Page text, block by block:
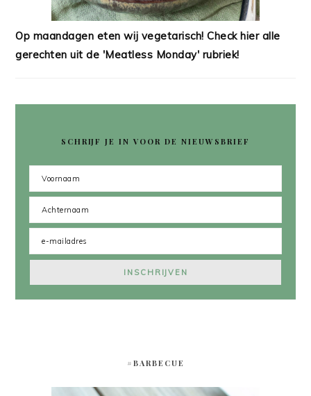
Op maandagen eten wij vegetarisch! Check hier alle
gerechten uit de 'Meatless Monday' rubriek!
SCHRIJF JE IN VOOR DE NIEUWSBRIEF
#BARBECUE